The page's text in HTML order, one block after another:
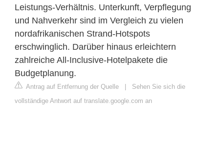
Leistungs-Verhältnis. Unterkunft, Verpflegung
und Nahverkehr sind im Vergleich zu vielen
nordafrikanischen Strand-Hotspots
erschwinglich. Darüber hinaus erleichtern
zahlreiche All-Inclusive-Hotelpakete die
Budgetplanung.
Antrag auf Entfernung der Quelle
Sehen Sie sich die
vollständige Antwort auf translate.google.com an